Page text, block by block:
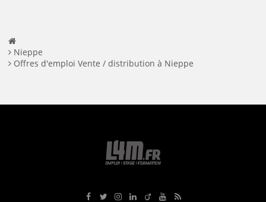
Nieppe
Offres d'emploi Vente / distribution à Nieppe